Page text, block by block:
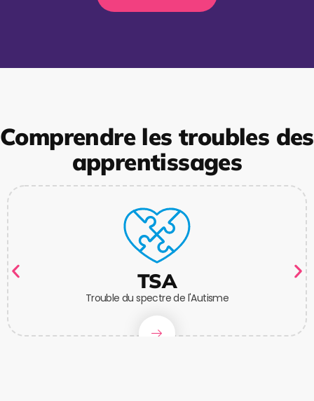
Comprendre les troubles des
apprentissages
TSA
Trouble du spectre de l'Autisme